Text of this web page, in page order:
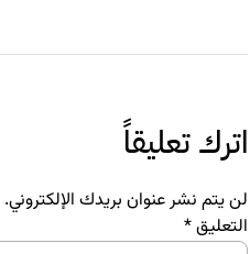
اترك تعليقاً
لن يتم نشر عنوان بريدك الإلكتروني.
التعليق*